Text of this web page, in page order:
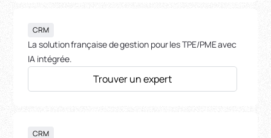
CRM
La solution française de gestion pour les TPE/PME avec
IA intégrée.
Trouver un expert
CRM